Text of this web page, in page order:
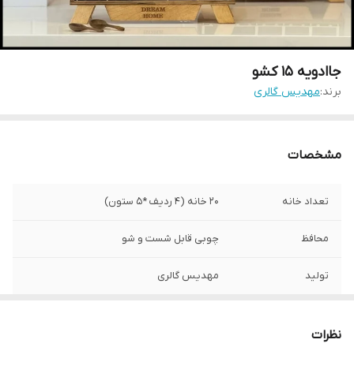
جاادویه 15 کشو
برند:مهدیس گالری
مشخصات
تعداد خانه 20 خانه (4 ردیف *5 ستون)
محافظ چوبی قابل شست و شو
تولید مهدیس گالری
نظرات